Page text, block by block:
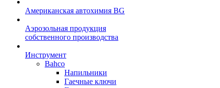
Американская автохимия BG
Аэрозольная продукция
собственного производства
Инструмент
Bahco
Напильники
Гаечные ключи